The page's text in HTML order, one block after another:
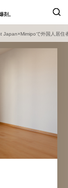
剤。
ノベーションを
込みのリアル
Japan×Mimipoで外国人居住